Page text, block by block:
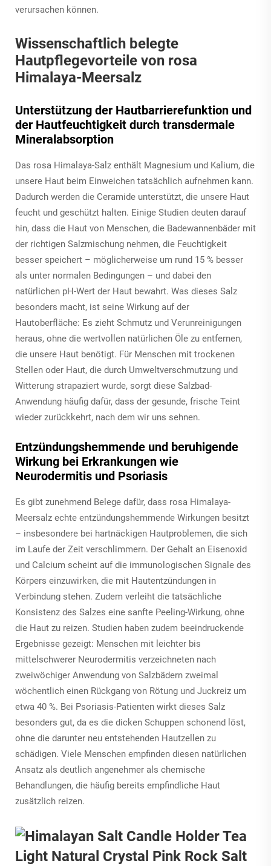
verursachen können.
Wissenschaftlich belegte
Hautpflegevorteile von rosa
Himalaya-Meersalz
Unterstützung der Hautbarrierefunktion und
der Hautfeuchtigkeit durch transdermale
Mineralabsorption
Das rosa Himalaya-Salz enthält Magnesium und Kalium, die
unsere Haut beim Einweichen tatsächlich aufnehmen kann.
Dadurch werden die Ceramide unterstützt, die unsere Haut
feucht und geschützt halten. Einige Studien deuten darauf
hin, dass die Haut von Menschen, die Badewannenbäder mit
der richtigen Salzmischung nehmen, die Feuchtigkeit
besser speichert – möglicherweise um rund 15 % besser
als unter normalen Bedingungen – und dabei den
natürlichen pH-Wert der Haut bewahrt. Was dieses Salz
besonders macht, ist seine Wirkung auf der
Hautoberfläche: Es zieht Schmutz und Verunreinigungen
heraus, ohne die wertvollen natürlichen Öle zu entfernen,
die unsere Haut benötigt. Für Menschen mit trockenen
Stellen oder Haut, die durch Umweltverschmutzung und
Witterung strapaziert wurde, sorgt diese Salzbad-
Anwendung häufig dafür, dass der gesunde, frische Teint
wieder zurückkehrt, nach dem wir uns sehnen.
Entzündungshemmende und beruhigende
Wirkung bei Erkrankungen wie
Neurodermitis und Psoriasis
Es gibt zunehmend Belege dafür, dass rosa Himalaya-
Meersalz echte entzündungshemmende Wirkungen besitzt
– insbesondere bei hartnäckigen Hautproblemen, die sich
im Laufe der Zeit verschlimmern. Der Gehalt an Eisenoxid
und Calcium scheint auf die immunologischen Signale des
Körpers einzuwirken, die mit Hautentzündungen in
Verbindung stehen. Zudem verleiht die tatsächliche
Konsistenz des Salzes eine sanfte Peeling-Wirkung, ohne
die Haut zu reizen. Studien haben zudem beeindruckende
Ergebnisse gezeigt: Menschen mit leichter bis
mittelschwerer Neurodermitis verzeichneten nach
zweiwöchiger Anwendung von Salzbädern zweimal
wöchentlich einen Rückgang von Rötung und Juckreiz um
etwa 40 %. Bei Psoriasis-Patienten wirkt dieses Salz
besonders gut, da es die dicken Schuppen schonend löst,
ohne die darunter neu entstehenden Hautzellen zu
schädigen. Viele Menschen empfinden diesen natürlichen
Ansatz als deutlich angenehmer als chemische
Behandlungen, die häufig bereits empfindliche Haut
zusätzlich reizen.